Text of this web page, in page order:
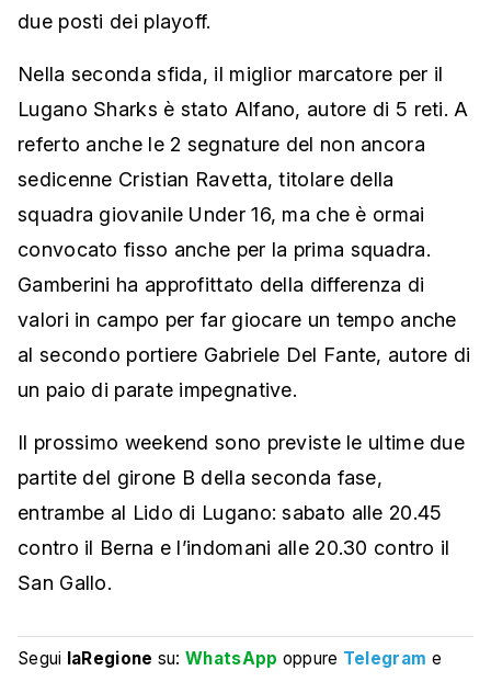
due posti dei playoff.
Nella seconda sfida, il miglior marcatore per il
Lugano Sharks è stato Alfano, autore di 5 reti. A
referto anche le 2 segnature del non ancora
sedicenne Cristian Ravetta, titolare della
squadra giovanile Under 16, ma che è ormai
convocato fisso anche per la prima squadra.
Gamberini ha approfittato della differenza di
valori in campo per far giocare un tempo anche
al secondo portiere Gabriele Del Fante, autore di
un paio di parate impegnative.
Il prossimo weekend sono previste le ultime due
partite del girone B della seconda fase,
entrambe al Lido di Lugano: sabato alle 20.45
contro il Berna e l’indomani alle 20.30 contro il
San Gallo.
Segui laRegione su:WhatsApp oppure Telegram e